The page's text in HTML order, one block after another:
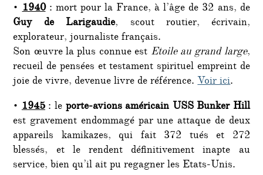
•1940 : mort pour la France, à l’âge de 32 ans, de
Guy de Larigaudie, scout routier, écrivain,
explorateur, journaliste français.
Son œuvre la plus connue est Etoile au grand large,
recueil de pensées et testament spirituel empreint de
joie de vivre, devenue livre de référence.Voir ici.
• 1945 : le porte-avions américain USS Bunker Hill
est gravement endommagé par une attaque de deux
appareils kamikazes, qui fait 372 tués et 272
blessés, et le rendent définitivement inapte au
service, bien qu’il ait pu regagner les Etats-Unis.